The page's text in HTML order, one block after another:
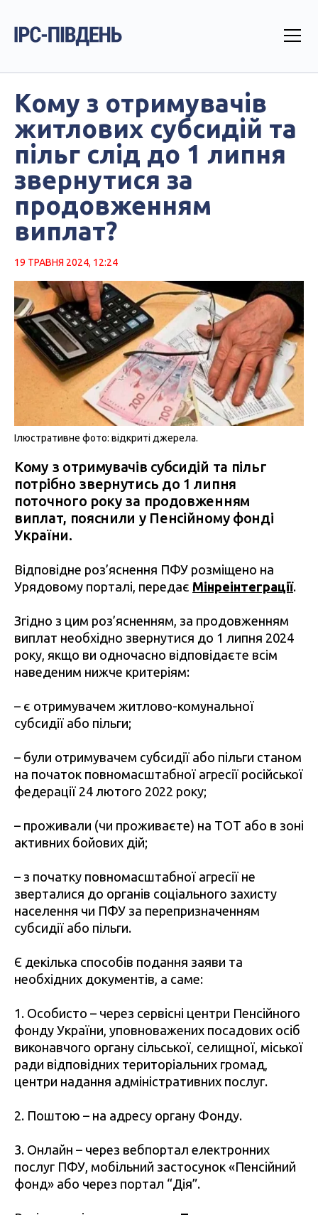
Кому з отримувачів
житлових субсидій та
пільг слід до 1 липня
звернутися за
продовженням
виплат?
19 ТРАВНЯ 2024, 12:24
Ілюстративне фото: відкриті джерела.
Кому з отримувачів субсидій та пільг
потрібно звернутись до 1 липня
поточного року за продовженням
виплат, пояснили у Пенсійному фонді
України.
Відповідне роз’яснення ПФУ розміщено на
Урядовому порталі, передає Мінреінтеграції.
Згідно з цим роз’ясненням, за продовженням
виплат необхідно звернутися до 1 липня 2024
року, якщо ви одночасно відповідаєте всім
наведеним нижче критеріям:
– є отримувачем житлово-комунальної
субсидії або пільги;
– були отримувачем субсидії або пільги станом
на початок повномасштабної агресії російської
федерації 24 лютого 2022 року;
– проживали (чи проживаєте) на ТОТ або в зоні
активних бойових дій;
– з початку повномасштабної агресії не
зверталися до органів соціального захисту
населення чи ПФУ за перепризначенням
субсидії або пільги.
Є декілька способів подання заяви та
необхідних документів, а саме:
1. Особисто – через сервісні центри Пенсійного
фонду України, уповноважених посадових осіб
виконавчого органу сільської, селищної, міської
ради відповідних територіальних громад,
центри надання адміністративних послуг.
2. Поштою – на адресу органу Фонду.
3. Онлайн – через вебпортал електронних
послуг ПФУ, мобільний застосунок «Пенсійний
фонд» або через портал “Дія”.